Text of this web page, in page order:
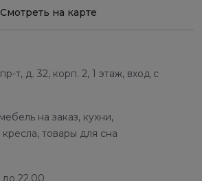
Смотреть на карте
т, д. 32, корп. 2, 1 этаж, вход с
на заказ, кухни,
товары для сна
22.00